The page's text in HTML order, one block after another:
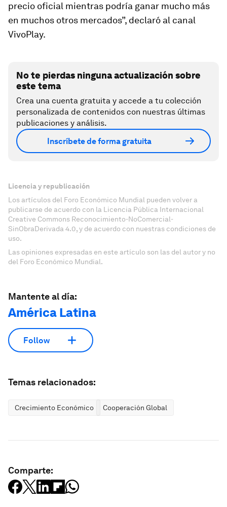
precio oficial mientras podría ganar mucho más
en muchos otros mercados”, declaró al canal
VivoPlay.
No te pierdas ninguna actualización sobre
este tema
Crea una cuenta gratuita y accede a tu colección
personalizada de contenidos con nuestras últimas
publicaciones y análisis.
Inscríbete de forma gratuita
Licencia y republicación
Los artículos del Foro Económico Mundial pueden volver a
publicarse de acuerdo con la Licencia Pública Internacional
Creative Commons Reconocimiento-NoComercial-
SinObraDerivada 4.0, y de acuerdo con nuestras condiciones de
uso.
Las opiniones expresadas en este artículo son las del autor y no
del Foro Económico Mundial.
Mantente al día:
América Latina
Follow
Temas relacionados:
Crecimiento Económico Cooperación Global
Comparte: